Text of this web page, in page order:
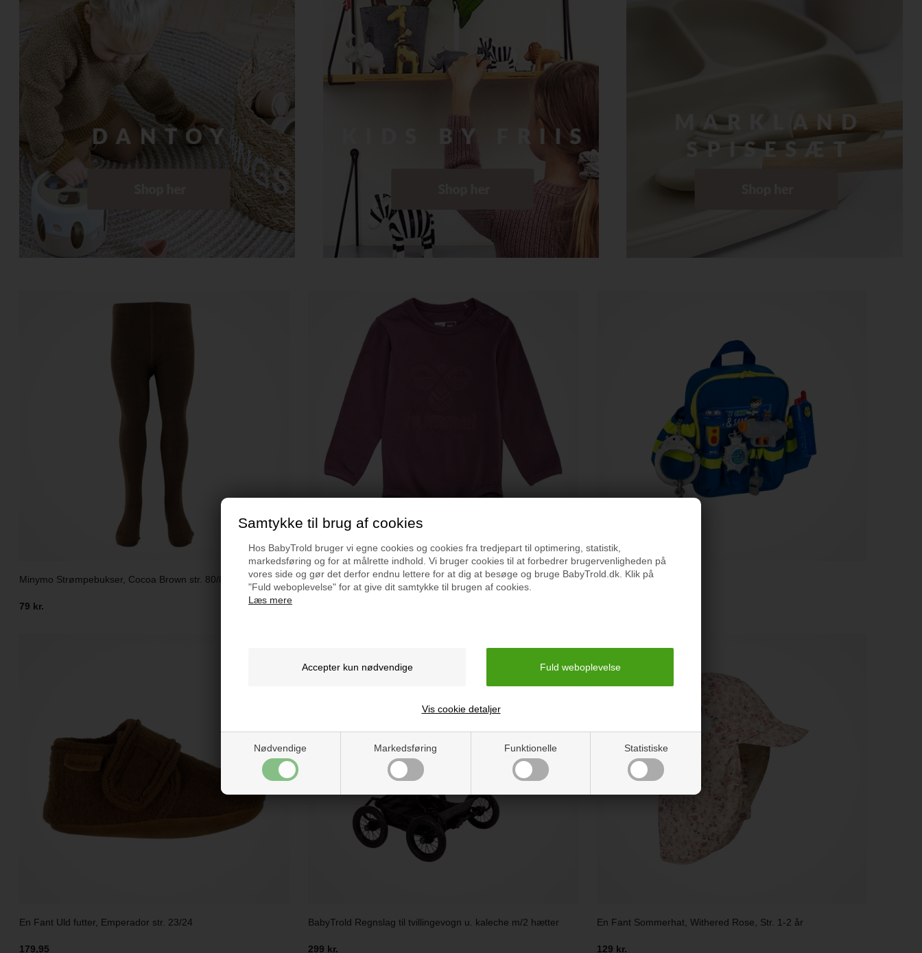
Samtykke til brug af cookies
Hos BabyTrold bruger vi egne cookies og cookies fra tredjepart til optimering, statistik,
markedsføring og for at målrette indhold. Vi bruger cookies til at forbedrer brugervenligheden på
vores side og gør det derfor endnu lettere for at dig at besøge og bruge BabyTrold.dk. Klik på
"Fuld weboplevelse" for at give dit samtykke til brugen af cookies.
Læs mere
Nødvendige Markedsføring Funktionelle Statistiske
Vis cookie detaljer
Minymo Strømpebukser, Cocoa Brown str. 80/86
79 kr.
Hummel Langærmet Body, Tulipwood, Str. 98 Klein Politi Rygsæk
En Fant Uld futter, Emperador str. 23/24
179,95
BabyTrold Regnslag til tvillingevogn u. kaleche m/2 hætter
299 kr.
En Fant Sommerhat, Withered Rose, Str. 1-2 år
129 kr.